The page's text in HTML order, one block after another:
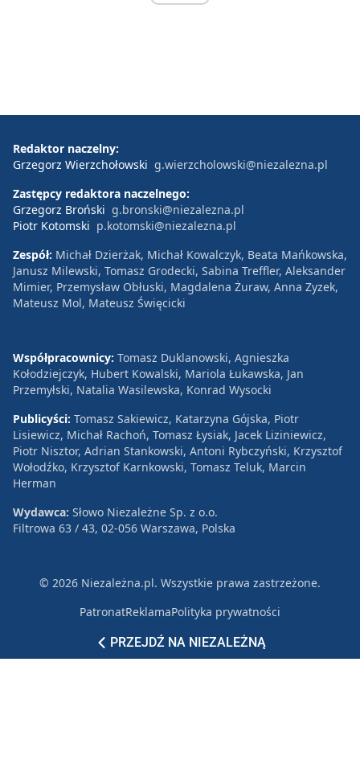
PRZEJDŹ NA NIEZALEŻNĄ
Redaktor naczelny:
Grzegorz Wierzchołowski g.wierzcholowski@niezalezna.pl
Zastępcy redaktora naczelnego:
Grzegorz Broński g.bronski@niezalezna.pl
Piotr Kotomski p.kotomski@niezalezna.pl
Zespół: Michał Dzierżak, Michał Kowalczyk, Beata Mańkowska,
Janusz Milewski, Tomasz Grodecki, Sabina Treffler, Aleksander
Mimier, Przemysław Obłuski, Magdalena Żuraw, Anna Zyzek,
Mateusz Mol, Mateusz Święcicki
Współpracownicy: Tomasz Duklanowski, Agnieszka
Kołodziejczyk, Hubert Kowalski, Mariola Łukawska, Jan
Przemyłski, Natalia Wasilewska, Konrad Wysocki
Publicyści: Tomasz Sakiewicz, Katarzyna Gójska, Piotr
Lisiewicz, Michał Rachoń, Tomasz Łysiak, Jacek Liziniewicz,
Piotr Nisztor, Adrian Stankowski, Antoni Rybczyński, Krzysztof
Wołodźko, Krzysztof Karnkowski, Tomasz Teluk, Marcin
Herman
Wydawca: Słowo Niezależne Sp. z o.o.
Filtrowa 63 / 43, 02-056 Warszawa, Polska
© 2026 Niezależna.pl. Wszystkie prawa zastrzeżone.
PatronatReklamaPolityka prywatności